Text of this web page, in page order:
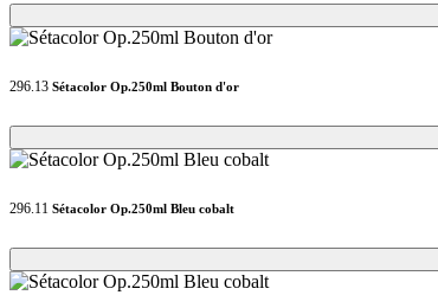
Loading...
Loading...
296.13 Sétacolor Op.250ml Bouton d'or
Loading...
Loading...
296.11 Sétacolor Op.250ml Bleu cobalt
Loading...
Loading...